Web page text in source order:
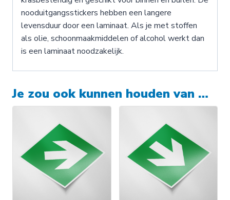
nooduitgangsstickers hebben een langere
levensduur door een laminaat. Als je met stoffen
als olie, schoonmaakmiddelen of alcohol werkt dan
is een laminaat noodzakelijk.
Je zou ook kunnen houden van …